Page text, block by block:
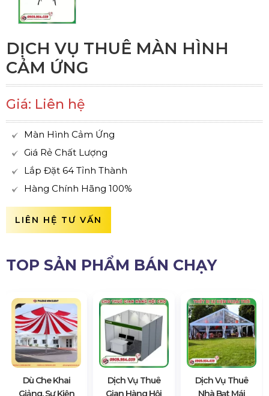
DỊCH VỤ THUÊ MÀN HÌNH
CẢM ỨNG
Giá: Liên hệ
Màn Hình Cảm Ứng
Giá Rẻ Chất Lượng
Lắp Đặt 64 Tỉnh Thành
Hàng Chính Hãng 100%
LIÊN HỆ TƯ VẤN
TOP SẢN PHẨM BÁN CHẠY
Dù Che Khai
Giảng, Sự Kiện
Dịch Vụ Thuê
Gian Hàng Hội
Dịch Vụ Thuê
Nhà Bạt Mái